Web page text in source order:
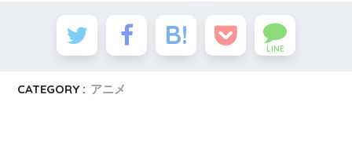
LINE
CATEGORY : アニメ